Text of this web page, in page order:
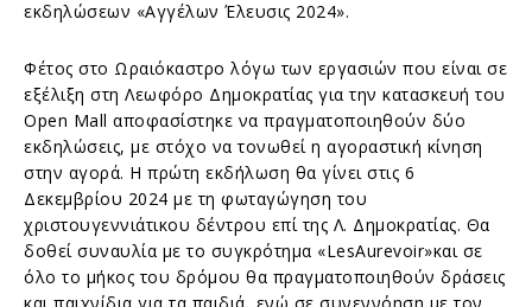
εκδηλώσεων «Αγγέλων Έλευσις 2024».
Φέτος στο Ωραιόκαστρο λόγω των εργασιών που είναι σε
εξέλιξη στη Λεωφόρο Δημοκρατίας για την κατασκευή του
Open Mall αποφασίστηκε να πραγματοποιηθούν δύο
εκδηλώσεις, με στόχο να τονωθεί η αγοραστική κίνηση
στην αγορά. Η πρώτη εκδήλωση θα γίνει στις 6
Δεκεμβρίου 2024 με τη φωταγώγηση του
χριστουγεννιάτικου δέντρου επί της Λ. Δημοκρατίας. Θα
δοθεί συναυλία με το συγκρότημα «LesAurevoir»και σε
όλο το μήκος του δρόμου θα πραγματοποιηθούν δράσεις